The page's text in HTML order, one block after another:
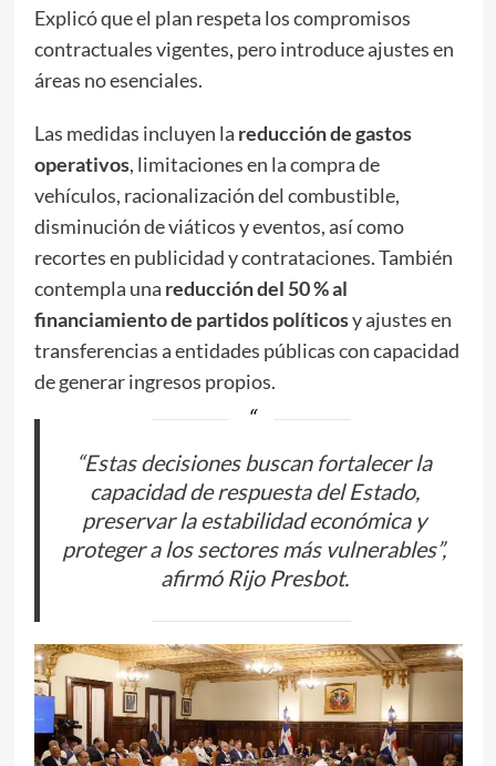
Explicó que el plan respeta los compromisos
contractuales vigentes, pero introduce ajustes en
áreas no esenciales.
Las medidas incluyen la reducción de gastos
operativos, limitaciones en la compra de
vehículos, racionalización del combustible,
disminución de viáticos y eventos, así como
recortes en publicidad y contrataciones. También
contempla una reducción del 50 % al
financiamiento de partidos políticosy ajustes en
transferencias a entidades públicas con capacidad
de generar ingresos propios.
“Estas decisiones buscan fortalecer la
capacidad de respuesta del Estado,
preservar la estabilidad económica y
proteger a los sectores más vulnerables”,
afirmó Rijo Presbot.